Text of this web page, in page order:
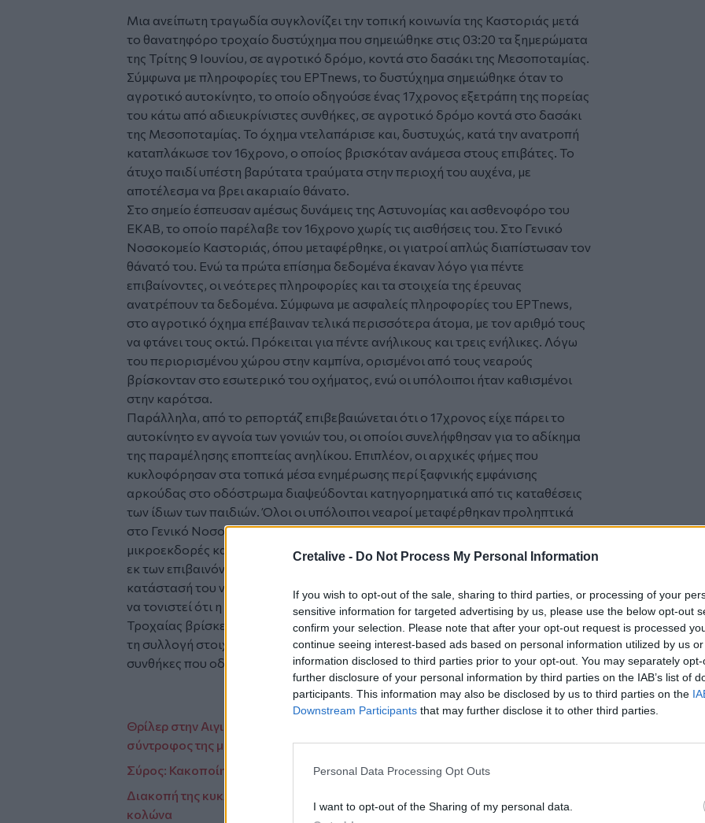
Cretalive - Do Not Process My Personal Information
If you wish to opt-out of the sale, sharing to third parties, or processing of your
sensitive information for targeted advertising by us, please use the below opt-out
confirm your selection. Please note that after your opt-out request is processed
continue seeing interest-based ads based on personal information utilized by us
information disclosed to third parties prior to your opt-out. You may separately
further disclosure of your personal information by third parties on the IAB’s list of
participants. This information may also be disclosed by us to third parties on the
Downstream Participants that may further disclose it to other third parties.
Personal Data Processing Opt Outs
I want to opt-out of the Sharing of my personal data.
Μια ανείπωτη τραγωδία συγκλονίζει την τοπική κοινωνία της Καστοριάς μετά
το θανατηφόρο τροχαίο δυστύχημα που σημειώθηκε στις 03:20 τα ξημερώματα
της Τρίτης 9 Ιουνίου, σε αγροτικό δρόμο, κοντά στο δασάκι της Μεσοποταμίας.
Σύμφωνα με πληροφορίες του ΕΡΤnews, το δυστύχημα σημειώθηκε όταν το
αγροτικό αυτοκίνητο, το οποίο οδηγούσε ένας 17χρονος εξετράπη της πορείας
του κάτω από αδιευκρίνιστες συνθήκες, σε αγροτικό δρόμο κοντά στο δασάκι
της Μεσοποταμίας. Το όχημα ντελαπάρισε και, δυστυχώς, κατά την ανατροπή
καταπλάκωσε τον 16χρονο, ο οποίος βρισκόταν ανάμεσα στους επιβάτες. Το
άτυχο παιδί υπέστη βαρύτατα τραύματα στην περιοχή του αυχένα, με
αποτέλεσμα να βρει ακαριαίο θάνατο.
Στο σημείο έσπευσαν αμέσως δυνάμεις της Αστυνομίας και ασθενοφόρο του
ΕΚΑΒ, το οποίο παρέλαβε τον 16χρονο χωρίς τις αισθήσεις του. Στο Γενικό
Νοσοκομείο Καστοριάς, όπου μεταφέρθηκε, οι γιατροί απλώς διαπίστωσαν τον
θάνατό του. Ενώ τα πρώτα επίσημα δεδομένα έκαναν λόγο για πέντε
επιβαίνοντες, οι νεότερες πληροφορίες και τα στοιχεία της έρευνας
ανατρέπουν τα δεδομένα. Σύμφωνα με ασφαλείς πληροφορίες του ΕΡΤnews,
στο αγροτικό όχημα επέβαιναν τελικά περισσότερα άτομα, με τον αριθμό τους
να φτάνει τους οκτώ. Πρόκειται για πέντε ανήλικους και τρεις ενήλικες. Λόγω
του περιορισμένου χώρου στην καμπίνα, ορισμένοι από τους νεαρούς
βρίσκονταν στο εσωτερικό του οχήματος, ενώ οι υπόλοιποι ήταν καθισμένοι
στην καρότσα.
Παράλληλα, από το ρεπορτάζ επιβεβαιώνεται ότι ο 17χρονος είχε πάρει το
αυτοκίνητο εν αγνοία των γονιών του, οι οποίοι συνελήφθησαν για το αδίκημα
της παραμέλησης εποπτείας ανηλίκου. Επιπλέον, οι αρχικές φήμες που
κυκλοφόρησαν στα τοπικά μέσα ενημέρωσης περί ξαφνικής εμφάνισης
αρκούδας στο οδόστρωμα διαψεύδονται κατηγορηματικά από τις καταθέσεις
των ίδιων των παιδιών. Όλοι οι υπόλοιποι νεαροί μεταφέρθηκαν προληπτικά
στο Γενικό Νοσοκομείο Καστοριάς. Οι περισσότεροι φέρουν μόνο
μικροεκδορές και αμυχές, χωρίς να διατρέχει κίνδυνο η υγεία τους. Μόνο ένας
εκ των επιβαινόντων νοσηλεύεται φέροντας τραύματα στο κεφάλι, με την
κατάστασή του να παρακολουθείται στενά από το ιατρικό προσωπικό. Αξίζει
να τονιστεί ότι η προανάκριση από την Αστυνομία Καστοριάς και το Τμήμα
Τροχαίας βρίσκεται σε πλήρη εξέλιξη. Οι αρχές συνεχίζουν τις καταθέσεις και
τη συλλογή στοιχείων προκειμένου να ρίξουν άπλετο φως στις ακριβείς
συνθήκες που οδήγησαν στο να σημειωθεί το τροχαίο δυστύχημα.
Θρίλερ στην Αιγιάλεια: Μαχαιρωμένοι βρέθηκαν μάνα και γιος - Ανακρίνεται ο
σύντροφος της μητέρας
Σύρος: Κακοποίηση ανηλίκου μπροστά στα μάτια περαστικών
Διακοπή της κυκλοφορίας στην Ηλιούπολη μετά από πρόσκρουση φορτηγού σε
κολώνα